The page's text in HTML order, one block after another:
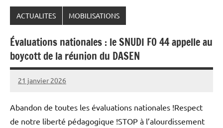
ACTUALITES MOBILISATIONS
Évaluations nationales : le SNUDI FO 44 appelle au
boycott de la réunion du DASEN
21 janvier 2026
Snudifo44
Abandon de toutes les évaluations nationales !Respect
de notre liberté pédagogique !STOP à l’alourdissement